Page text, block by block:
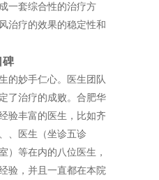
一套综合性的治疗方
治疗的效果的稳定性和
碑
的妙手仁心。医生团队
了治疗的成败。合肥华
验丰富的医生，比如齐
、医生（坐诊五诊
）等在内的八位医生，
验，并且一直都在本院